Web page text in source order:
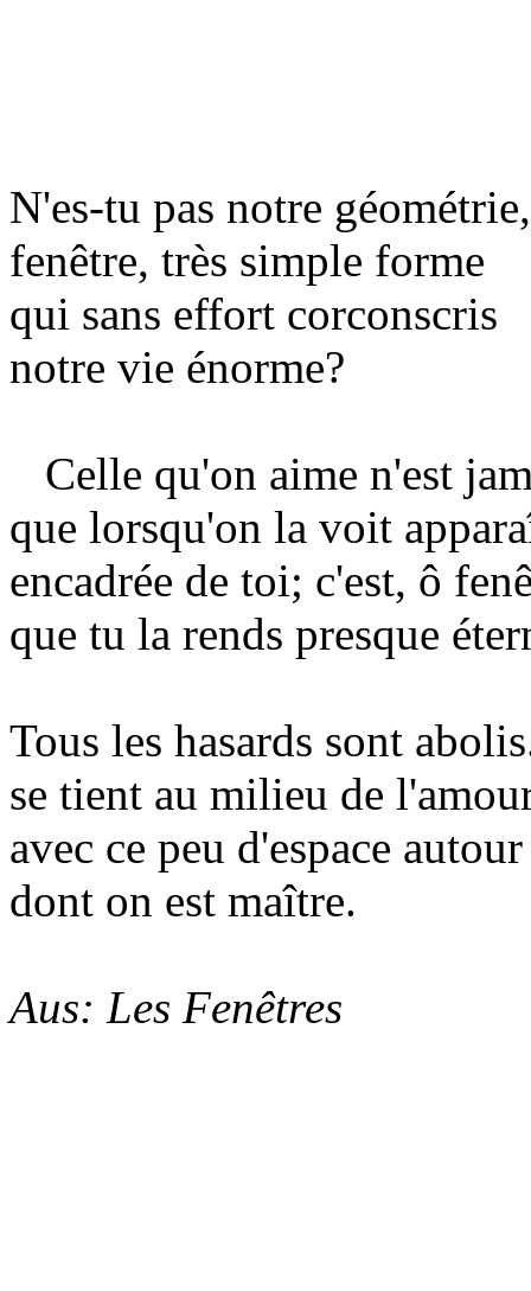
N'es-tu pas notre géométrie,
fenêtre, très simple forme
qui sans effort corconscris
notre vie énorme?
Celle qu'on aime n'est
que lorsqu'on la voit
encadrée de toi; c'est, ô
que tu la rends presque
Tous les hasards sont
se tient au milieu de
avec ce peu d'espace autour
dont on est maître.
Aus: Les Fenêtres